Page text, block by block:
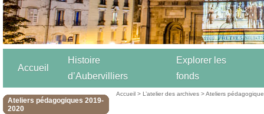
Accueil
Histoire
d’Aubervilliers
Explorer les
fonds
Ateliers pédagogiques 2019-
2020
Accueil >L’atelier des archives >Ateliers